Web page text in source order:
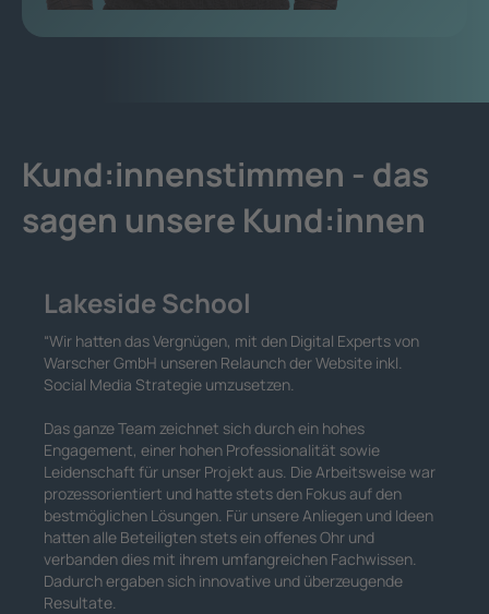
Kund:innenstimmen - das
sagen unsere Kund:innen
Lakeside School
“Wir hatten das Vergnügen, mit den Digital Experts von
Warscher GmbH unseren Relaunch der Website inkl.
Social Media Strategie umzusetzen.
Das ganze Team zeichnet sich durch ein hohes
Engagement, einer hohen Professionalität sowie
Leidenschaft für unser Projekt aus. Die Arbeitsweise war
prozessorientiert und hatte stets den Fokus auf den
bestmöglichen Lösungen. Für unsere Anliegen und Ideen
hatten alle Beteiligten stets ein offenes Ohr und
verbanden dies mit ihrem umfangreichen Fachwissen.
Dadurch ergaben sich innovative und überzeugende
Resultate.